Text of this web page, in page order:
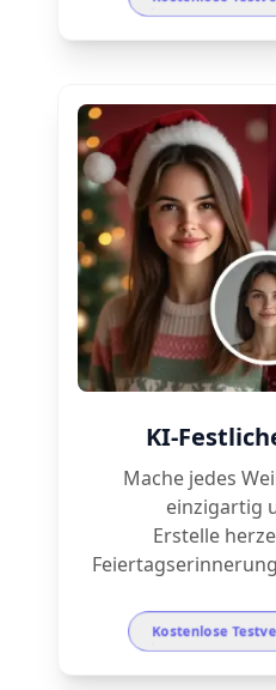
KI-
Mache jedes
einzigartig
Erstelle
Kostenlose